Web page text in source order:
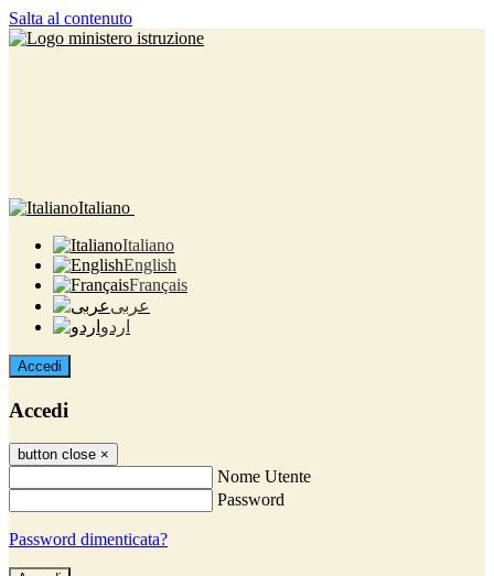
Salta al contenuto
Italiano
Italiano
English
Français
عربى
اردو
Accedi
Accedi
button close ×
Nome Utente
Password
Password dimenticata?